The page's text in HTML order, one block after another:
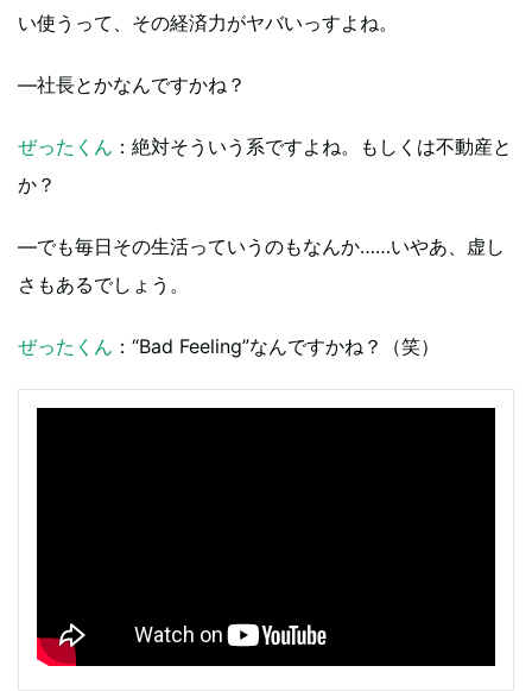
い使うって、その経済力がヤバいっすよね。
―社長とかなんですかね？
ぜったくん ：絶対そういう系ですよね。もしくは不動産と
か？
―でも毎日その生活っていうのもなんか……いやあ、虚し
さもあるでしょう。
ぜったくん ：“Bad Feeling”なんですかね？（笑）